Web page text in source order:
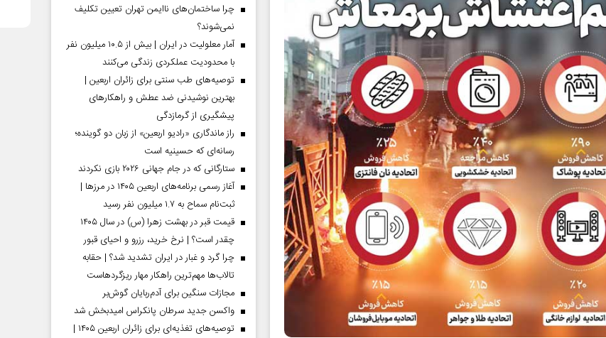
چرا ساختمان‌های ناایمن تهران تعیین تکلیف
نمی‌شوند؟
آمار معلولیت در ایران | بیش از ۱۰.۵ میلیون نفر
با محدودیت عملکردی زندگی می‌کنند
توصیه‌های طب سنتی برای زائران اربعین |
بهترین نوشیدنی ضد عطش و راهکارهای
پیشگیری از گرمازدگی
راز ماندگاری «رادیو اربعین» از زبان دو گوینده؛
رسانه‌ای که حسینیه است
ستارگانی که در جام جهانی ۲۰۲۶ بازی نکردند
آغاز رسمی برنامه‌های اربعین ۱۴۰۵ در مرز‌ها |
ثبت‌نام سماح به ۱.۷ میلیون نفر رسید
قیمت قبر در بهشت زهرا (س) در سال ۱۴۰۵
چقدر است؟ | نرخ خرید، رزرو و احیای قبور
چرا گرد و غبار در ایران تشدید شد؟ | حقابه
تالاب‌ها مهم‌ترین راهکار مهار ریزگردهاست
مجازات سنگین برای آدم‌ربایان گوش‌بر
واکسن جدید سرطان پانکراس امیدبخش شد
توصیه‌های تغذیه‌ای برای زائران اربعین ۱۴۰۵ |